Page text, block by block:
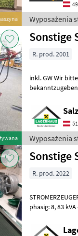
Wyposażenia
Sonstige
R. prod. 2001
inkl. GW Wir
bekanntzugeben, um ausreichend Zeit für die Beratung und
Wyposażenia
Sonstige
R. prod. 2022
phasig: 8, 83